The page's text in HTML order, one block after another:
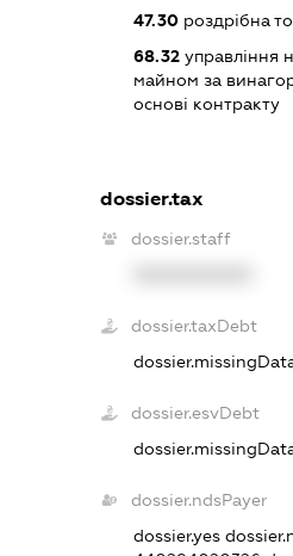
47.30роздрібна
68.32управління
майном за
основі контракту
dossier.tax
dossier.staff
dossier.taxDebt
dossier.esvDebt
dossier.ndsPayer
dossier.yes